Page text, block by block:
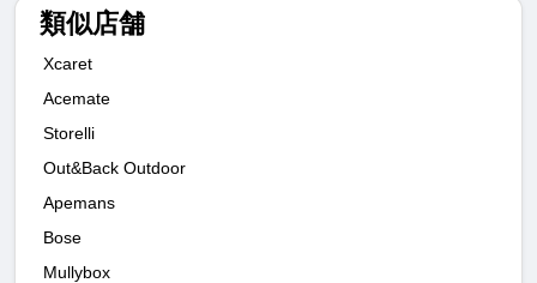
類似店舗
Xcaret
Acemate
Storelli
Out&Back Outdoor
Apemans
Bose
Mullybox